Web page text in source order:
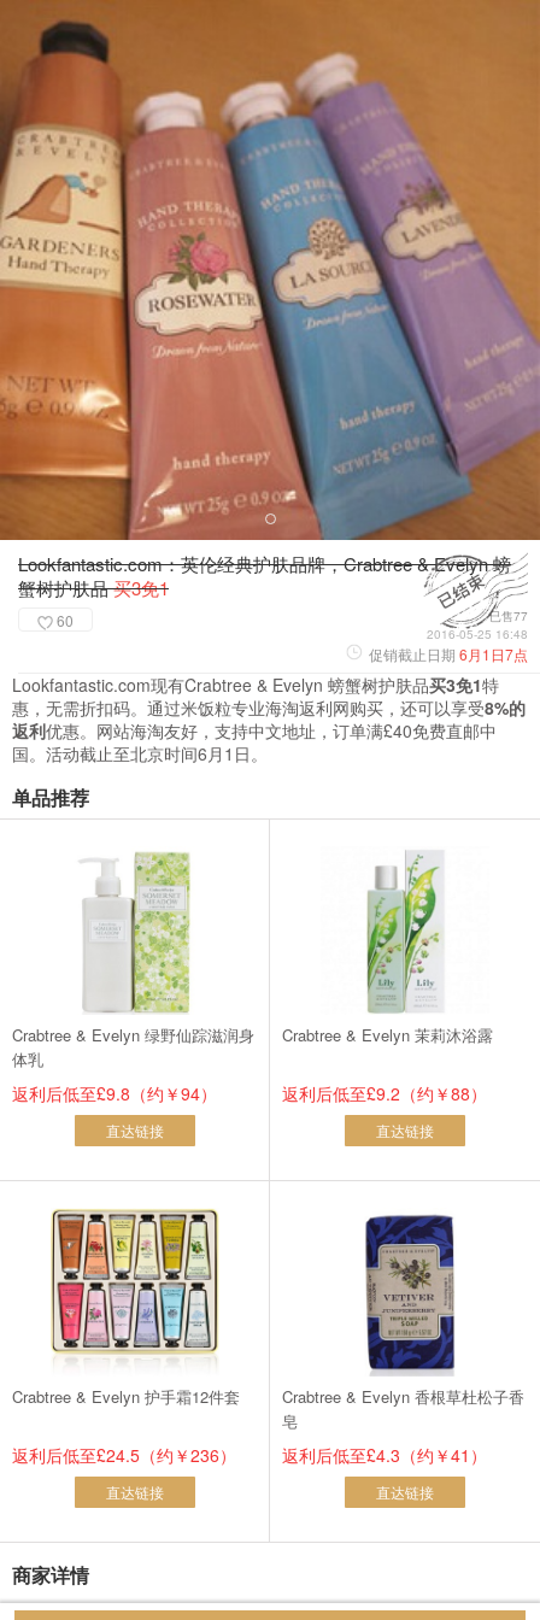
Lookfantastic.com：英伦经典护肤品牌，Crabtree & Evelyn 螃
蟹树护肤品买3免1
60
已售77
2016-05-25 16:48
促销截止日期 6月1日7点
Lookfantastic.com现有Crabtree & Evelyn 螃蟹树护肤品买3免1特
惠，无需折扣码。通过米饭粒专业海淘返利网购买，还可以享受8%的
返利优惠。网站海淘友好，支持中文地址，订单满£40免费直邮中
国。活动截止至北京时间6月1日。
单品推荐
Crabtree & Evelyn 绿野仙踪滋润身
体乳
返利后低至£9.8（约￥94）
直达链接
Crabtree & Evelyn 茉莉沐浴露
返利后低至£9.2（约￥88）
直达链接
Crabtree & Evelyn 护手霜12件套
返利后低至£24.5（约￥236）
直达链接
Crabtree & Evelyn 香根草杜松子香
皂
返利后低至£4.3（约￥41）
直达链接
商家详情